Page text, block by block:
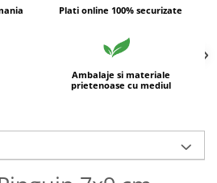
Plati online 100% securizate
Ambalaje si materiale
prietenoase cu mediul